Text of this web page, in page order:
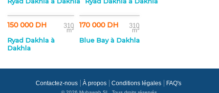
150 000 DH 310
m²
Ryad Dakhla à
Dakhla
170 000 DH 310
m²
Blue Bay à Dakhla
Contactez-nous À propos Conditions légales FAQ's